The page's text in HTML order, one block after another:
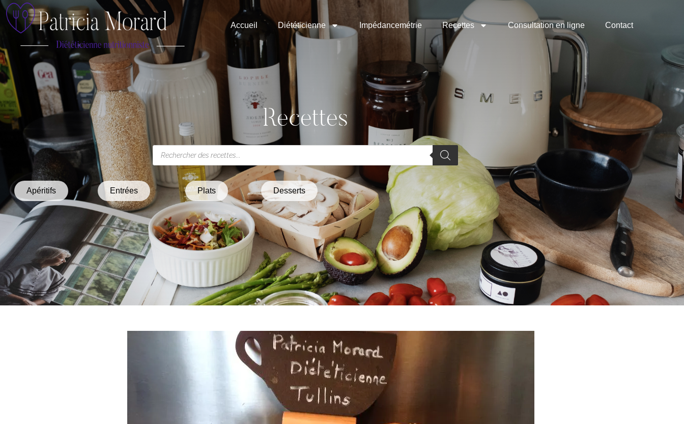
Accueil Diététicienne Impédancemétrie Recettes Consultation en ligne Contact
Recettes
Apéritifs Entrées Plats Desserts